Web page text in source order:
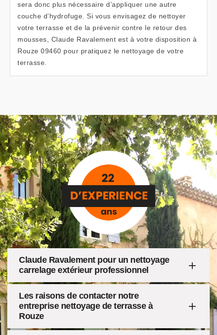
sera donc plus nécessaire d’appliquer une autre
couche d’hydrofuge. Si vous envisagez de nettoyer
votre terrasse et de la prévenir contre le retour des
mousses, Claude Ravalement est à votre disposition à
Rouze 09460 pour pratiquez le nettoyage de votre
terrasse.
Claude Ravalement pour un nettoyage
carrelage extérieur professionnel
Les raisons de contacter notre
entreprise nettoyage de terrasse à
Rouze